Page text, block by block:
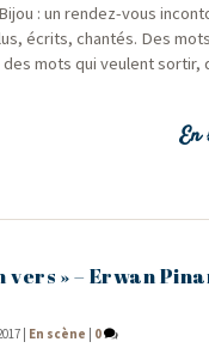
: un ren­dez-vous
écrits, chan­tés. Des
mots qui veulent sor­tir,
En
vers » – Erwan
En scène 0